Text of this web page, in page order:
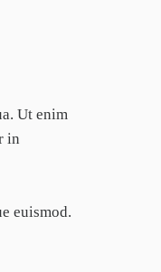
Ut enim
in
euismod.